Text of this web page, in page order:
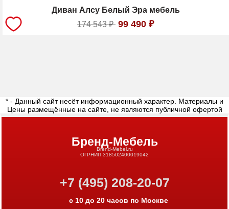
Диван Алсу Белый Эра мебель
174 543₽ 99 490 ₽
* - Данный сайт несёт информационный характер. Материалы и
Цены размещённые на сайте, не являются публичной офертой
Бренд-Мебель
Brend-Mebel.ru
ОГРНИП 318502400019042
+7 (495) 208-20-07
с 10 до 20 часов по Москве